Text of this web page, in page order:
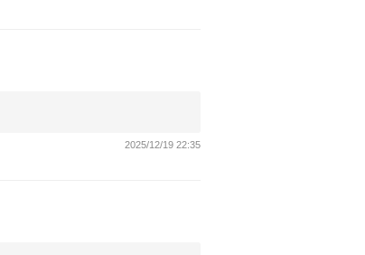
2025/12/19 22:35